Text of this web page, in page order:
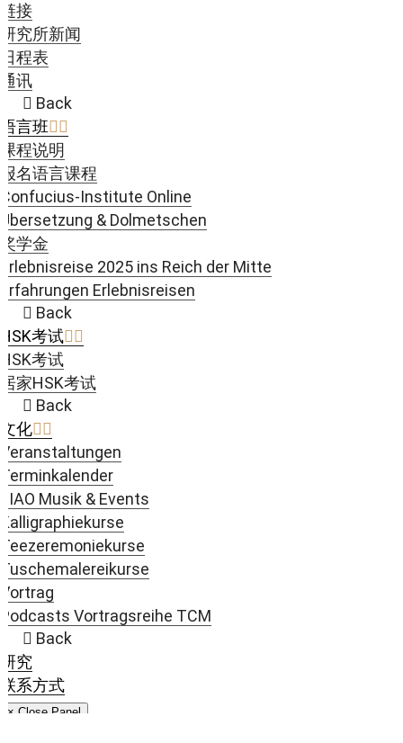
链接
研究所新闻
日程表
通讯
Back
语言班
课程说明
报名语言课程
Confucius-Institute Online
Übersetzung & Dolmetschen
奖学金
Erlebnisreise 2025 ins Reich der Mitte
Erfahrungen Erlebnisreisen
Back
HSK考试
HSK考试
居家HSK考试
Back
文化
Veranstaltungen
Terminkalender
JIAO Musik & Events
Kalligraphiekurse
Teezeremoniekurse
Tuschemalereikurse
Vortrag
Podcasts Vortragsreihe TCM
Back
研究
联系方式
× Close Panel